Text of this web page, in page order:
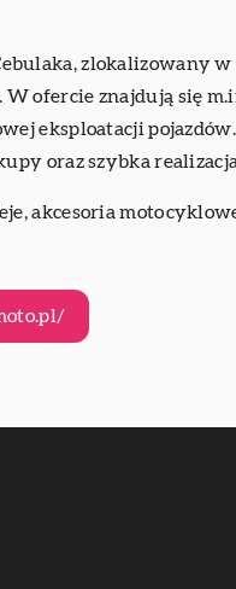
zlokalizowany
ofercie znajdują się
eksploatacji
oraz szybka
akcesoria